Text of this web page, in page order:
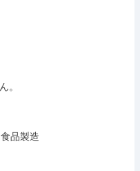
。
品製造